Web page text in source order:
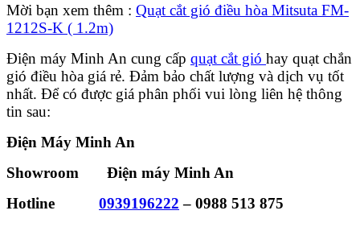
Mời bạn xem thêm : Quạt cắt gió điều hòa Mitsuta FM-
1212S-K ( 1.2m)
Điện máy Minh An cung cấp quạt cắt gió hay quạt chắn
gió điều hòa giá rẻ. Đảm bảo chất lượng và dịch vụ tốt
nhất. Để có được giá phân phối vui lòng liên hệ thông
tin sau:
Điện Máy Minh An
Showroom Điện máy Minh An
Hotline 0939196222 – 0988 513 875